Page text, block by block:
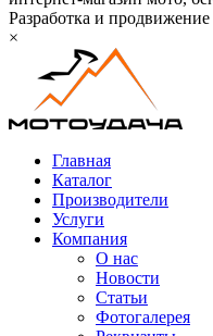
Разработка и продвижение
×
Главная
Каталог
Производители
Услуги
Компания
О нас
Новости
Статьи
Фотогалерея